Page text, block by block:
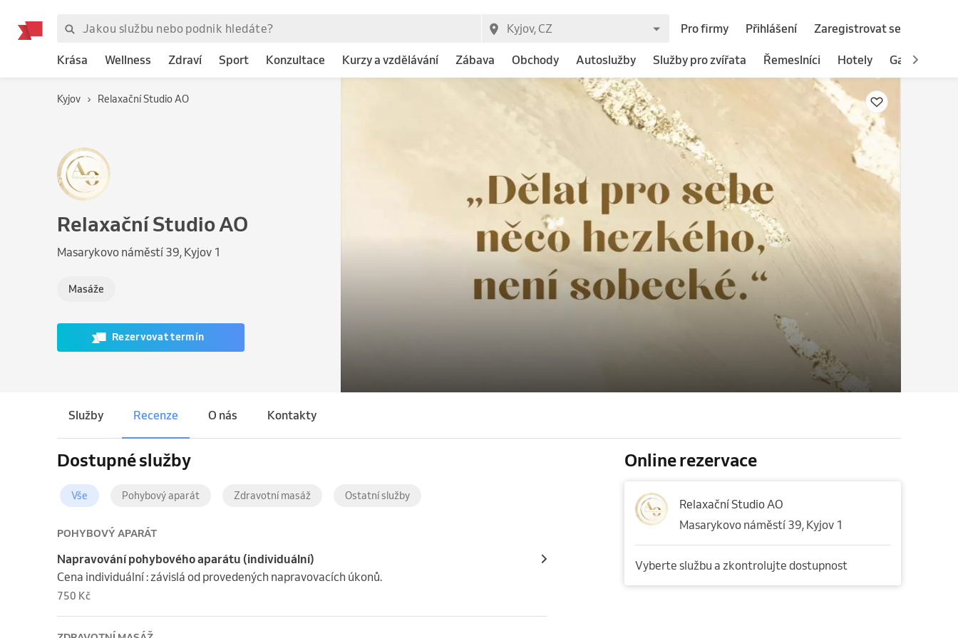
Pro firmy Přihlášení Zaregistrovat se
Krása Wellness Zdraví Sport Konzultace Kurzy a vzdělávání Zábava Obchody Autoslužby Služby pro zvířata Řemeslníci Hotely Gastronomie
Kyjov Relaxační Studio AO
Relaxační Studio AO
Masarykovo náměstí 39, Kyjov 1
Masáže
Rezervovat termín
Služby Recenze O nás Kontakty
Dostupné služby
Vše Pohybový aparát Zdravotní masáž Ostatní služby
POHYBOVÝ APARÁT
Napravování pohybového aparátu (individuální)
Cena individuální : závislá od provedených napravovacích úkonů.
750 Kč
Online rezervace
Relaxační Studio AO
Masarykovo náměstí 39, Kyjov 1
Vyberte službu a zkontrolujte dostupnost